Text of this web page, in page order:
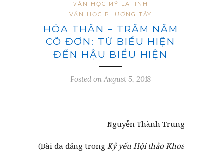
VĂN HỌC MỸ LATINH
VĂN HỌC PHƯƠNG TÂY
HÓA THÂN – TRĂM NĂM
CÔ ĐƠN: TỪ BIỂU HIỆN
ĐẾN HẬU BIỂU HIỆN
Posted on August 5, 2018
Nguyễn Thành Trung
(Bài đã đăng trong Kỷ yếu Hội thảo Khoa